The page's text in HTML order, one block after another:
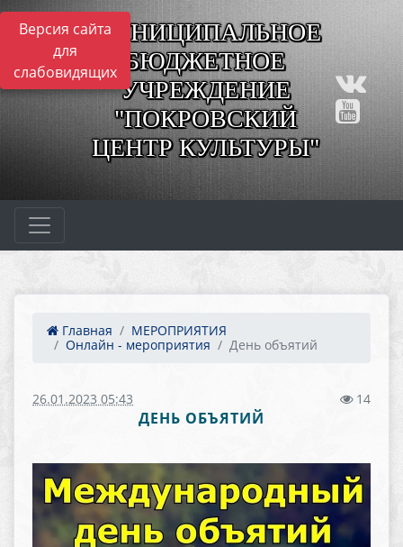
Версия сайта
для
слабовидящих
МУНИЦИПАЛЬНОЕ
БЮДЖЕТНОЕ
УЧРЕЖДЕНИЕ
"ПОКРОВСКИЙ
ЦЕНТР КУЛЬТУРЫ"
Главная
МЕРОПРИЯТИЯ
Онлайн - мероприятия
День объятий
26.01.2023 05:43 14
ДЕНЬ ОБЪЯТИЙ